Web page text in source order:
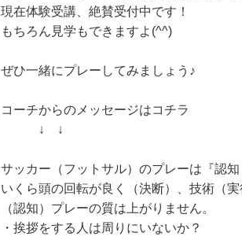
現在体験受講、絶賛受付中です！
もちろん見学もできますよ(^^)
ぜひ一緒にプレーしてみましょう♪
コーチからのメッセージはコチラ
↓ ↓
サッカー（フットサル）のプレーは『認
いくら頭の回転が良く（決断）、技術（
（認知）プレーの質は上がりません。
・挨拶をする人は周りにいないか？